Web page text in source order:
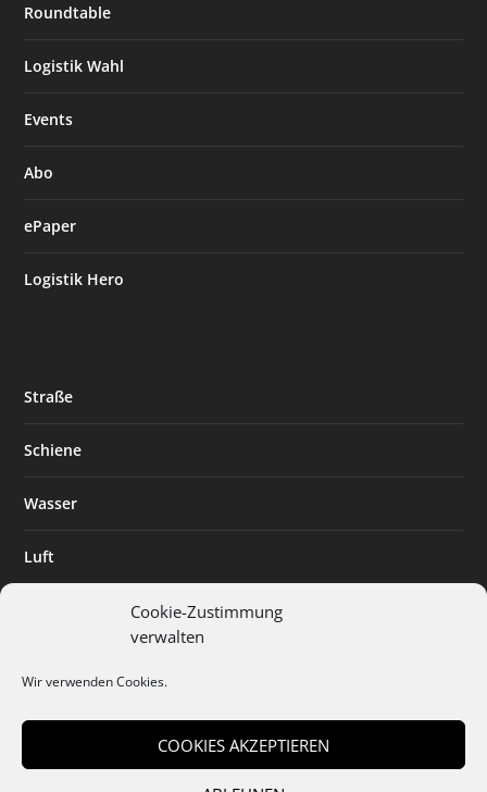
Cookie-Zustimmung
verwalten
Wir verwenden Cookies.
COOKIES AKZEPTIEREN
Roundtable
Logistik Wahl
Events
Abo
ePaper
Logistik Hero
Straße
Schiene
Wasser
Luft
Digitalisierung